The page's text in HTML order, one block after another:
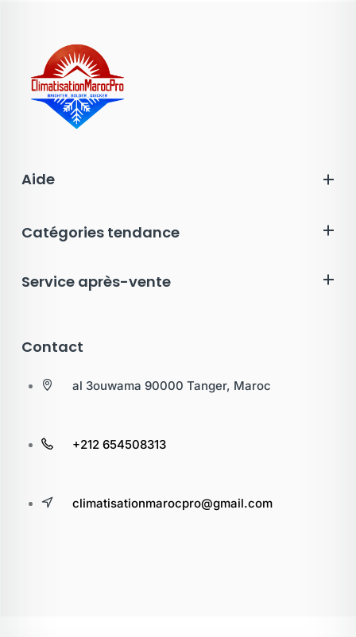
Aide
Catégories tendance
Service après-vente
Contact
al 3ouwama 90000 Tanger, Maroc
+212 654508313
climatisationmarocpro@gmail.com